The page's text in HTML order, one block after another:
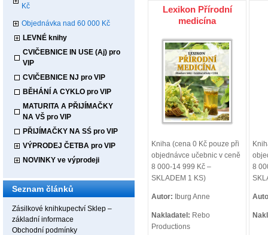
Kč
Objednávka nad 60 000 Kč
LEVNÉ knihy
CVIČEBNICE IN USE (Aj) pro
VIP
CVIČEBNICE NJ pro VIP
BĚHÁNÍ A CYKLO pro VIP
MATURITA A PŘIJÍMAČKY
NA VŠ pro VIP
PŘIJÍMAČKY NA SŚ pro VIP
VÝPRODEJ ČETBA pro VIP
NOVINKY ve výprodeji
Seznam článků
Zásilkové knihkupectví Sklep –
základní informace
Obchodní podmínky
Lexikon Přírodní
medicína
Kniha (cena 0 Kč pouze při
objednávce učebnic v ceně
8 000-14 999 Kč –
SKLADEM 1 KS)
Autor: Iburg Anne
Nakladatel: Rebo
Productions
8